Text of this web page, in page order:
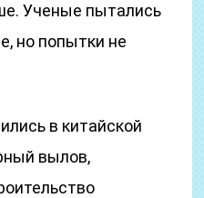
Ученые пытались
но попытки не
в китайской
вылов,